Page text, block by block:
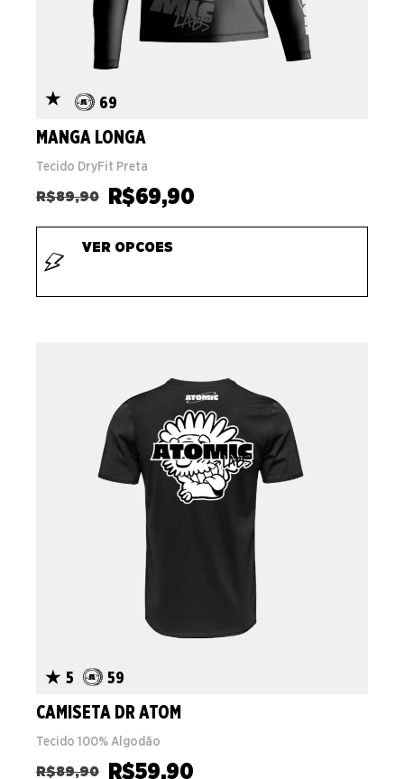
69
MANGA LONGA
Tecido DryFit Preta
R$89,90 R$69,90
VER OPCOES
5 59
CAMISETA DR ATOM
Tecido 100% Algodão
R$89,90 R$59,90